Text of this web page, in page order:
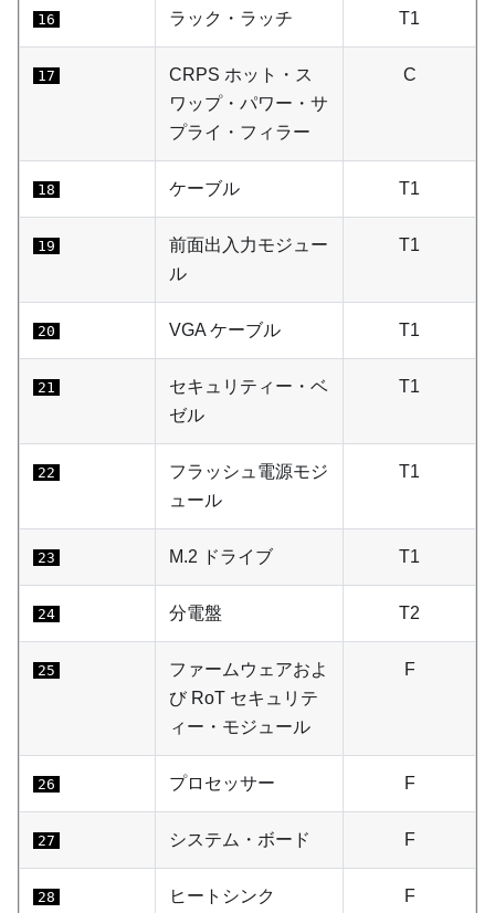
16 ラック・ラッチ T1
17
CRPS ホット・ス
ワップ・パワー・サ
プライ・フィラー
C
18 ケーブル T1
19
前面出入力モジュー
ル
T1
20 VGA ケーブル T1
21
セキュリティー・ベ
ゼル
T1
22
フラッシュ電源モジ
ュール
T1
23 M.2 ドライブ T1
24 分電盤 T2
25
ファームウェアおよ
び RoT セキュリテ
ィー・モジュール
F
26 プロセッサー F
27 システム・ボード F
28 ヒートシンク F